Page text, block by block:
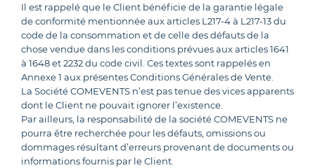
Il est rappelé que le Client bénéficie de la garantie légale
de conformité mentionnée aux articles L217-4 à L217-13 du
code de la consommation et de celle des défauts de la
chose vendue dans les conditions prévues aux articles 1641
à 1648 et 2232 du code civil. Ces textes sont rappelés en
Annexe 1 aux présentes Conditions Générales de Vente.
La Société COMEVENTS n’est pas tenue des vices apparents
dont le Client ne pouvait ignorer l’existence.
Par ailleurs, la responsabilité de la société COMEVENTS ne
pourra être recherchée pour les défauts, omissions ou
dommages résultant d’erreurs provenant de documents ou
informations fournis par le Client.